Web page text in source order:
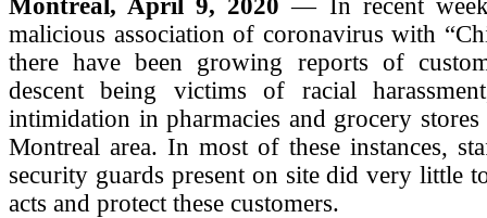
Montreal, April 9, 2020— In recent
malicious association of coronavirus with
there have been growing reports of
descent being victims of racial
intimidation in pharmacies and grocery stores
Montreal area. In most of these instances,
security guards present on site did very little
acts and protect these customers.